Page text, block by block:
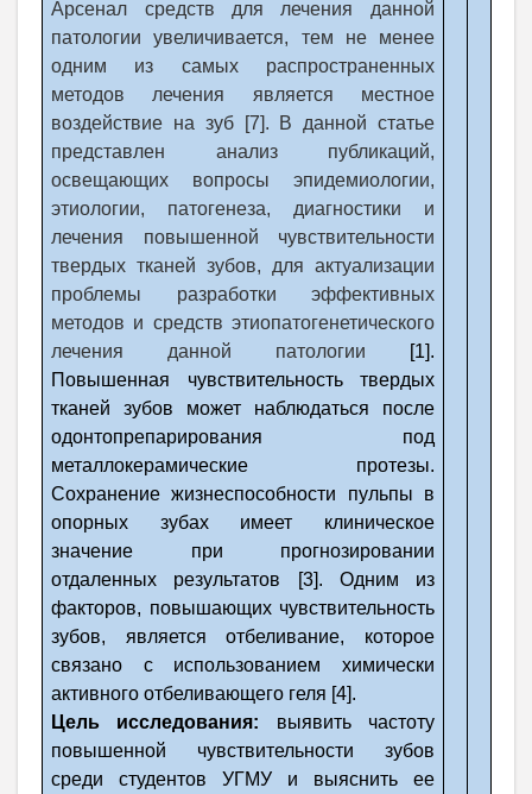
Арсенал средств для лечения данной
патологии увеличивается, тем не менее
одним из самых распространенных
методов лечения является местное
воздействие на зуб [7]. В данной статье
представлен анализ публикаций,
освещающих вопросы эпидемиологии,
этиологии, патогенеза, диагностики и
лечения повышенной чувствительности
твердых тканей зубов, для актуализации
проблемы разработки эффективных
методов и средств этиопатогенетического
лечения данной патологии
[1].
Повышенная чувствительность твердых
тканей зубов может наблюдаться после
одонтопрепарирования под
металлокерамические протезы.
Сохранение жизнеспособности пульпы в
опорных зубах имеет клиническое
значение при прогнозировании
отдаленных результатов [3].
Одним из
факторов, повышающих чувствительность
зубов, является отбеливание, которое
связано с использованием химически
активного отбеливающего геля [4].
Цель исследования: выявить частоту
повышенной чувствительности зубов
среди студентов УГМУ и выяснить ее